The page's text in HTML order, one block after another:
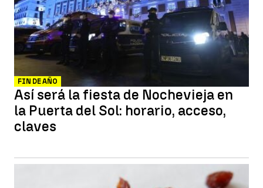
FIN DE AÑO
Así será la fiesta de Nochevieja en
la Puerta del Sol: horario, acceso,
claves